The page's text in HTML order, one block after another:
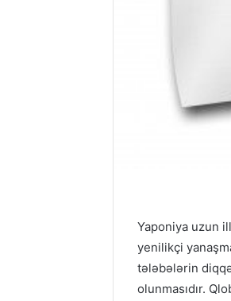
Yaponiya uzun
yenilikçi
tələbələrin
olunmasıdır.